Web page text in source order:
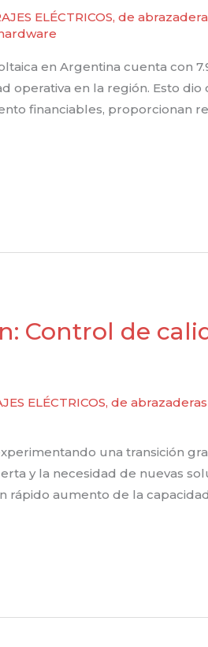
ELÉCTRICOS,de
en Argentina cuenta con
operativa en la región. Esto
financiables, proporcionan
Control de
ELÉCTRICOS,de
una transición
y la necesidad de nuevas
aumento de la